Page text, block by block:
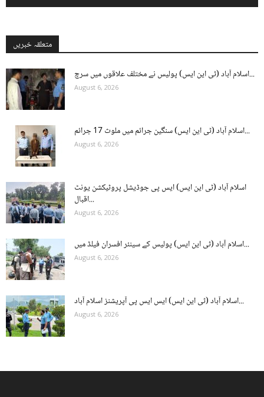
متعلقہ خبریں
اسلام آباد (ٹی این ایس) پولیس نے مختلف علاقوں میں سرچ...
August 6, 2026
اسلام آباد (ٹی این ایس) سنگین جرائم میں ملوث 17 جرائم...
August 6, 2026
اسلام آباد (ٹی این ایس) ایس پی جوڈیشل پروٹیکشن یونٹ
اقبال...
August 6, 2026
اسلام آباد (ٹی این ایس) پولیس کے سینئر افسران فیلڈ میں...
August 6, 2026
اسلام آباد (ٹی این ایس) ایس ایس پی آپریشنز اسلام آباد...
August 6, 2026